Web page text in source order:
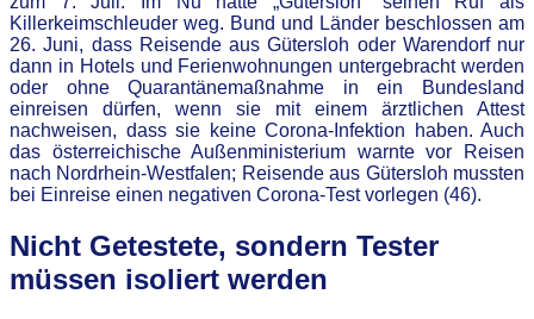
Killerkeimschleuder weg. Bund und Länder beschlossen am
26. Juni, dass Reisende aus Gütersloh oder Warendorf nur
dann in Hotels und Ferienwohnungen untergebracht werden
oder ohne Quarantänemaßnahme in ein Bundesland
einreisen dürfen, wenn sie mit einem ärztlichen Attest
nachweisen, dass sie keine Corona-Infektion haben. Auch
das österreichische Außenministerium warnte vor Reisen
nach Nordrhein-Westfalen; Reisende aus Gütersloh mussten
bei Einreise einen negativen Corona-Test vorlegen (46).
Nicht Getestete, sondern Tester
müssen isoliert werden